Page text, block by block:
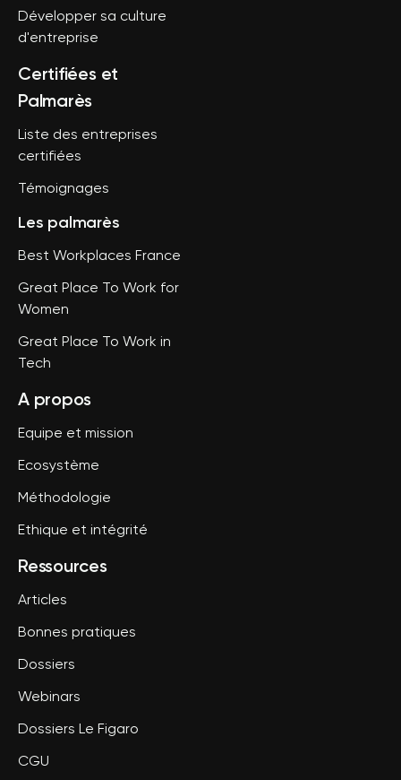
Développer sa culture
d'entreprise
Certifiées et
Palmarès
Liste des entreprises
certifiées
Témoignages
Les palmarès
Best Workplaces France
Great Place To Work for
Women
Great Place To Work in
Tech
A propos
Equipe et mission
Ecosystème
Méthodologie
Ethique et intégrité
Ressources
Articles
Bonnes pratiques
Dossiers
Webinars
Dossiers Le Figaro
CGU